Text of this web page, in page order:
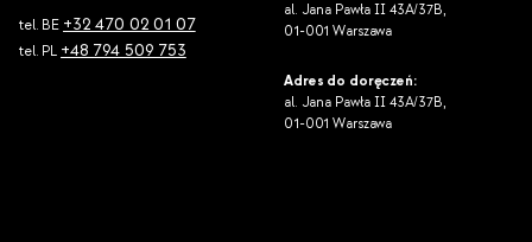
tel. BE +32 470 02 01 07
tel. PL +48 794 509 753
al. Jana Pawła II 43A/37B,
01-001 Warszawa
Adres do doręczeń:
al. Jana Pawła II 43A/37B,
01-001 Warszawa